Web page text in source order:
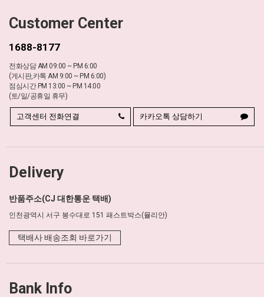
Customer Center
1688-8177
전화상담 AM 09:00 ~ PM 6:00
(게시판,카톡 AM 9:00 ~ PM 6:00)
점심시간 PM 13:00 ~ PM 14:00
(토/일/공휴일 휴무)
고객센터 전화연결 카카오톡 상담하기
Delivery
반품주소(CJ 대한통운 택배)
인천광역시 서구 봉수대로 151 패스트박스(뮬리안)
택배사 배송조회 바로가기
Bank Info